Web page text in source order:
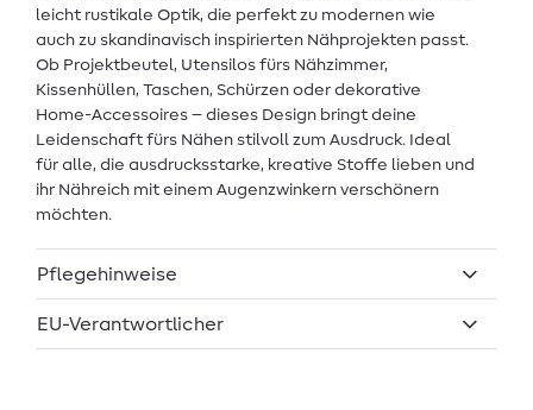
leicht rustikale Optik, die perfekt zu modernen wie
auch zu skandinavisch inspirierten Nähprojekten passt.
Ob Projektbeutel, Utensilos fürs Nähzimmer,
Kissenhüllen, Taschen, Schürzen oder dekorative
Home-Accessoires – dieses Design bringt deine
Leidenschaft fürs Nähen stilvoll zum Ausdruck. Ideal
für alle, die ausdrucksstarke, kreative Stoffe lieben und
ihr Nähreich mit einem Augenzwinkern verschönern
möchten.
Pflegehinweise
EU-Verantwortlicher